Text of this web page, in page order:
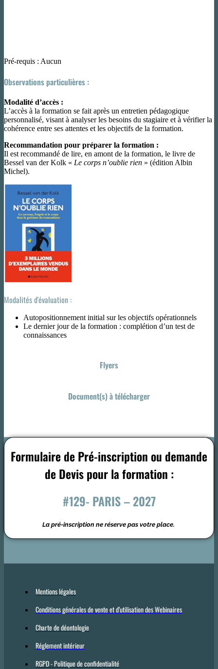
Pré-requis : Aucun
Observations particulières :
Modalité d’accès :
L’accès à la formation se fait après un entretien pédagogique
personnalisé, visant à analyser les besoins du stagiaire et à vérifier la
cohérence entre ses attentes et les objectifs de la formation.
Recommandation pour préparer la formation :
Il est recommandé de lire, en amont de la formation, le livre de
Bessel van der Kolk « Le corps n’oublie rien » (édition Albin
Michel).
Modalités d'évaluation :
Autopositionnement initial sur les objectifs opérationnels
Le dernier jour de la formation : complétion d’un test de
connaissances
Flyers
Document(s) à télécharger
Formulaire de Pré-inscription ou demande
de Devis pour la formation :
#129- PARIS – 2027
La pré-inscription ne réserve pas votre place.
Mentions légales
Conditions générales de vente et d’utilisation des Webinaires
Charte de déontologie
Réglement intérieur
RGPD - Politique de confidentialité